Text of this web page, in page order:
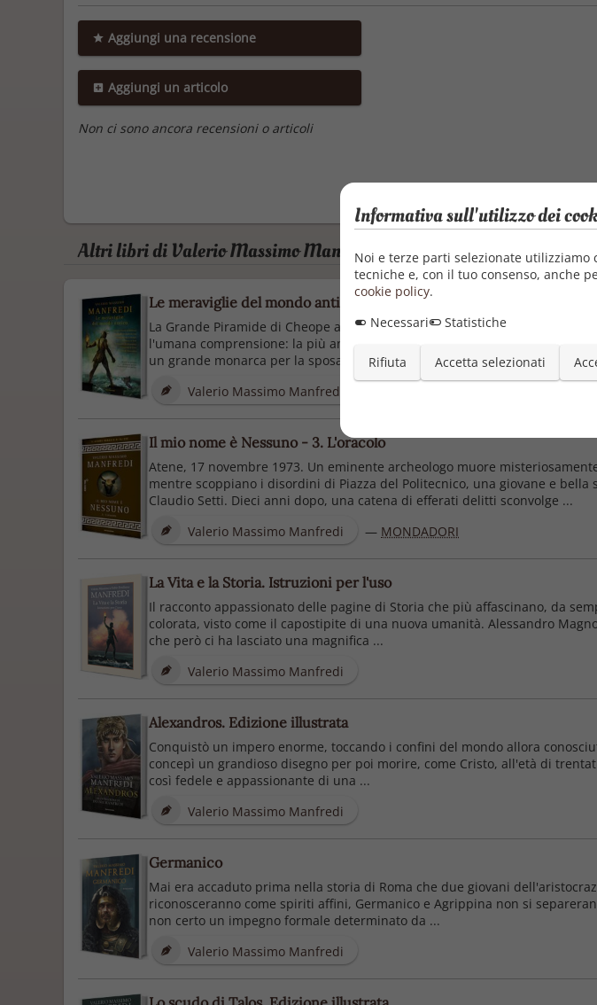
Aggiungi una recensione
Aggiungi un articolo
Non ci sono ancora recensioni o articoli
Altri libri di Valerio Massimo Manfredi
Le meraviglie del mondo antico
La Grande Piramide di Cheope a Giza, immensa dimora di riposo eterno
l'umana comprensione: la più antica fra le Sette Meraviglie e l'unica che
un grande monarca per la sposa che aveva nostalgia delle sue montagne ...
Valerio Massimo Manfredi
Il mio nome è Nessuno - 3. L'oracolo
Atene, 17 novembre 1973. Un eminente archeologo muore
mentre scoppiano i disordini di Piazza del Politecnico, una giovane e
Claudio Setti. Dieci anni dopo, una catena di efferati delitti sconvolge ...
Valerio Massimo Manfredi
— MONDADORI
La Vita e la Storia. Istruzioni per l'uso
Il racconto appassionato delle pagine di Storia che più affascinano, da
colorata, visto come il capostipite di una nuova umanità. Alessandro
che però ci ha lasciato una magnifica ...
Valerio Massimo Manfredi
Alexandros. Edizione illustrata
Conquistò un impero enorme, toccando i confini del mondo allora
concepì un grandioso disegno per poi morire, come Cristo, all'età di
così fedele e appassionante di una ...
Valerio Massimo Manfredi
Germanico
Mai era accaduto prima nella storia di Roma che due giovani
riconosceranno come spiriti affini, Germanico e Agrippina non si
non certo un impegno formale determinato da ...
Valerio Massimo Manfredi
Informativa sull'utilizzo dei
Noi e terze parti selezionate
tecniche e, con il tuo consenso, anche
cookie policy.
Necessari
Statistiche
Rifiuta Accetta selezionati